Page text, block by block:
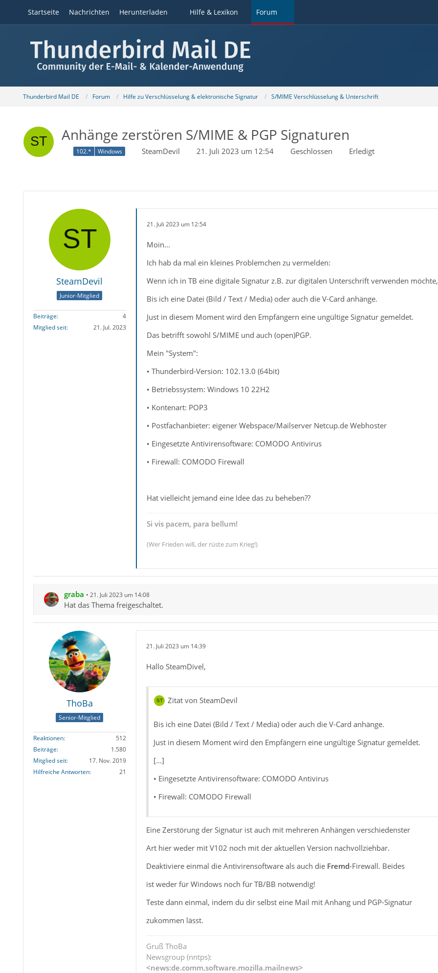
Startseite Nachrichten Herunterladen Hilfe & Lexikon Forum
Thunderbird Mail DE Forum Hilfe zu Verschlüsselung & elektronische Signatur S/MIME Verschlüsselung & Unterschrift
Anhänge zerstören S/MIME & PGP Signaturen
102.* Windows SteamDevil 21. Juli 2023 um 12:54 Geschlossen Erledigt
SteamDevil
Junior-Mitglied
Beiträge
4
Mitglied seit
21. Jul. 2023
21. Juli 2023 um 12:54
Moin...
Ich hab da mal ein kleines Problemchen zu vermelden:
Wenn ich in TB eine digitale Signatur z.B. zur digitalen Unterschrift verwenden
Bis ich eine Datei (Bild / Text / Media) oder auch die V-Card anhänge.
Just in diesem Moment wird den Empfängern eine ungültige Signatur gemeldet.
Das betrifft sowohl S/MIME und auch (open)PGP.
Mein "System":
• Thunderbird-Version: 102.13.0 (64bit)
• Betriebssystem: Windows 10 22H2
• Kontenart: POP3
• Postfachanbieter: eigener Webspace/Mailserver Netcup.de Webhoster
• Eingesetzte Antivirensoftware: COMODO Antivirus
• Firewall: COMODO Firewall
Hat vielleicht jemand eine Idee das zu beheben??
Si vis pacem, para bellum!
(Wer Frieden will, der rüste zum Krieg!)
graba 21. Juli 2023 um 14:08
Hat das Thema freigeschaltet.
ThoBa
Senior-Mitglied
Reaktionen
512
Beiträge
1.580
Mitglied seit
17. Nov. 2019
Hilfreiche Antworten
21
21. Juli 2023 um 14:39
Hallo SteamDivel,
Zitat von SteamDevil
Bis ich eine Datei (Bild / Text / Media) oder auch die V-Card anhänge.
Just in diesem Moment wird den Empfängern eine ungültige Signatur gemeldet.
[...]
• Eingesetzte Antivirensoftware: COMODO Antivirus
• Firewall: COMODO Firewall
Eine Zerstörung der Signatur ist auch mit mehreren Anhängen verschiedenster
Art hier weder mit V102 noch mit der aktuellen Version nachvollziehbar.
Deaktiviere einmal die Antivirensoftware als auch die Fremd-Firewall. Beides
ist weder für Windows noch für TB/BB notwendig!
Teste dann einmal, indem du dir selbst eine Mail mit Anhang und PGP-Signatur
zukommen lässt.
Gruß ThoBa
Newsgroup (nntps):
<news:de.comm.software.mozilla.mailnews>